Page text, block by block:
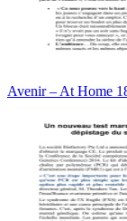
Avenir – At Home